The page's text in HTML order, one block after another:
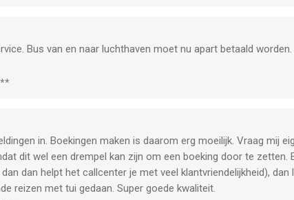
Bus van en naar luchthaven moet nu apart betaald worden.
in. Boekingen maken is daarom erg moeilijk. Vraag mij
dit wel een drempel kan zijn om een boeking door te zetten.
dan helpt het callcenter je met veel klantvriendelijkheid), dan
reizen met tui gedaan. Super goede kwaliteit.